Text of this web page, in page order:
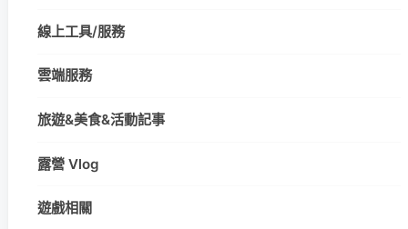
線上工具/服務
雲端服務
旅遊&美食&活動記事
露營 Vlog
遊戲相關